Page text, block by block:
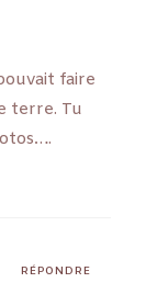
faire
terre. Tu
RÉPONDRE